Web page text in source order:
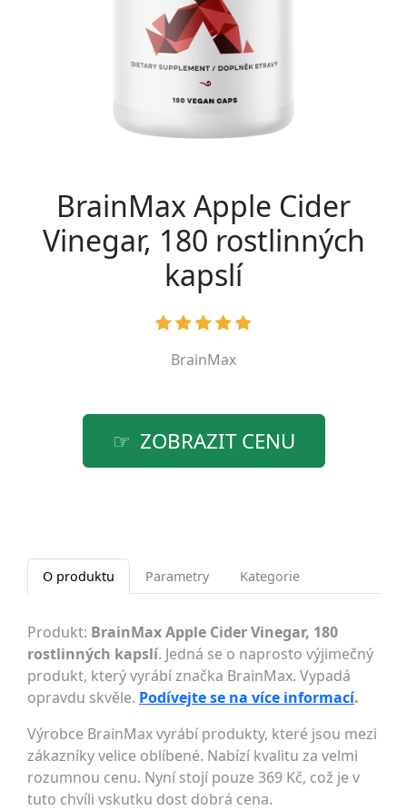
BrainMax Apple Cider
Vinegar, 180 rostlinných
kapslí
BrainMax
ZOBRAZIT CENU
O produktu Parametry Kategorie
Produkt: BrainMax Apple Cider Vinegar, 180
rostlinných kapslí. Jedná se o naprosto výjimečný
produkt, který vyrábí značka BrainMax. Vypadá
opravdu skvěle. Podívejte se na více informací.
Výrobce BrainMax vyrábí produkty, které jsou mezi
zákazníky velice oblíbené. Nabízí kvalitu za velmi
rozumnou cenu. Nyní stojí pouze 369 Kč, což je v
tuto chvíli vskutku dost dobrá cena.